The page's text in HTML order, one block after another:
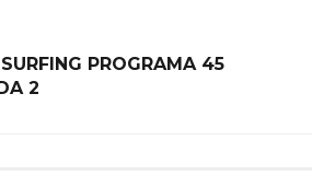
PROGRAMA 45
2